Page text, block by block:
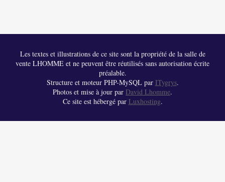
Les textes et illustrations de ce site sont la propriété de la salle de
vente LHOMME et ne peuvent être réutilisés sans autorisation écrite
préalable.
Structure et moteur PHP-MySQL par ITygrys.
Photos et mise à jour par David Lhomme.
Ce site est hébergé par Luxhosting.